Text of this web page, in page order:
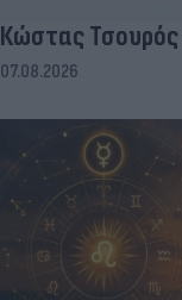
Κώστας
07.08.2026